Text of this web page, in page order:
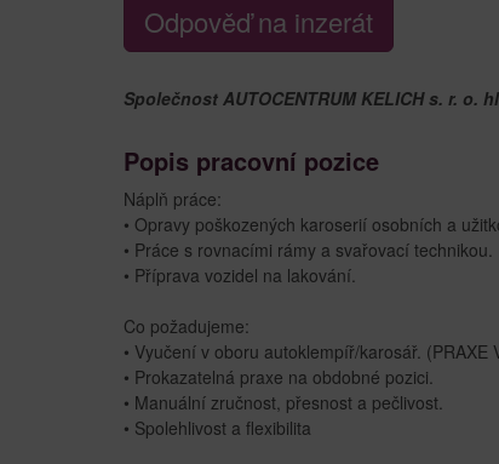
Odpověď na inzerát
Společnost AUTOCENTRUM KELICH s. r.
Popis pracovní pozice
Náplň práce:
• Opravy poškozených karoserií osobních a
• Práce s rovnacími rámy a svařovací technikou.
• Příprava vozidel na lakování.
Co požadujeme:
• Vyučení v oboru autoklempíř/karosář. (PRAXE
• Prokazatelná praxe na obdobné pozici.
• Manuální zručnost, přesnost a pečlivost.
• Spolehlivost a flexibilita